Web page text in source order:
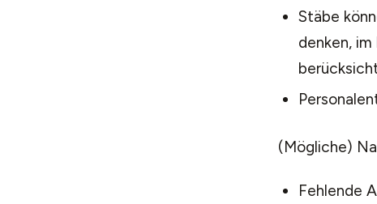
Stäbe
denken,
(Mögliche)
Fehlende